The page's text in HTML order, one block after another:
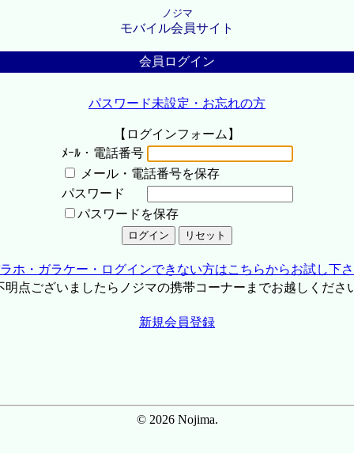
ノジマ
モバイル会員サイト
会員ログイン
パスワード未設定・お忘れの方
【ログインフォーム】
ﾒｰﾙ・電話番号
メール・電話番号を保存
パスワード
パスワードを保存
ホ・ガラケー・ログインできない方はこちらからお試し下
点ございましたらノジマの携帯コーナーまでお越しくださ
新規会員登録
© 2026 Nojima.